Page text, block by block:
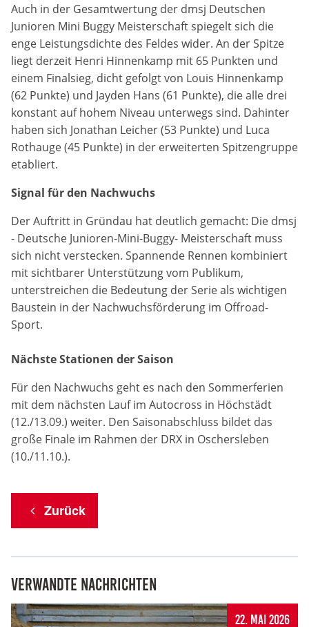
Auch in der Gesamtwertung der dmsj Deutschen
Junioren Mini Buggy Meisterschaft spiegelt sich die
enge Leistungsdichte des Feldes wider. An der Spitze
liegt derzeit Henri Hinnenkamp mit 65 Punkten und
einem Finalsieg, dicht gefolgt von Louis Hinnenkamp
(62 Punkte) und Jayden Hans (61 Punkte), die alle drei
konstant auf hohem Niveau unterwegs sind. Dahinter
haben sich Jonathan Leicher (53 Punkte) und Luca
Rothauge (45 Punkte) in der erweiterten Spitzengruppe
etabliert.
Signal für den Nachwuchs
Der Auftritt in Gründau hat deutlich gemacht: Die dmsj
- Deutsche Junioren-Mini-Buggy- Meisterschaft muss
sich nicht verstecken. Spannende Rennen kombiniert
mit sichtbarer Unterstützung vom Publikum,
unterstreichen die Bedeutung der Serie als wichtigen
Baustein in der Nachwuchsförderung im Offroad-
Sport.
Nächste Stationen der Saison
Für den Nachwuchs geht es nach den Sommerferien
mit dem nächsten Lauf im Autocross in Höchstädt
(12./13.09.) weiter. Den Saisonabschluss bildet das
große Finale im Rahmen der DRX in Oschersleben
(10./11.10.).
Zurück
Verwandte Nachrichten
22. Mai 2026
Anbieter:
Google LLC
Cookies, die ggf. zur Einbettung und Bereitstellung
von Videos auf unserer Website gesetzt werden.
Google Maps
Anbieter:
Google LLC
Cookies, die ggf. zur Einbettung und Bereitstellung
von interaktiven Karten auf unserer Website gesetzt
werden.
Marketing
Marketing-Cookies werden von Drittanbietern verwendet,
um personalisierte Werbung anzuzeigen. Dazu verfolgen
Websites hinweg.
Google Ads
Name:
_gcl_aw, _gcl_gs, _gclid, _gcl_au, FPGCLAW, FPAU
Zweck:
messen und damit eine optimale Verteilung unseres
90 Tage